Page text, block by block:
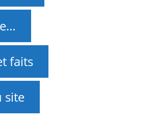
faits
site